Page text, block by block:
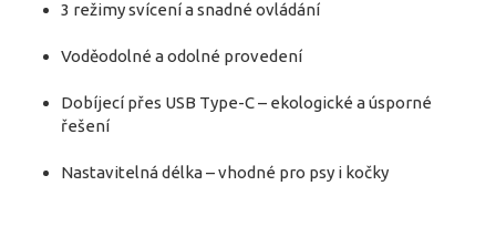
3 režimy svícení a snadné ovládání
Voděodolné a odolné provedení
Dobíjecí přes USB Type-C – ekologické a úsporné
řešení
Nastavitelná délka – vhodné pro psy i kočky